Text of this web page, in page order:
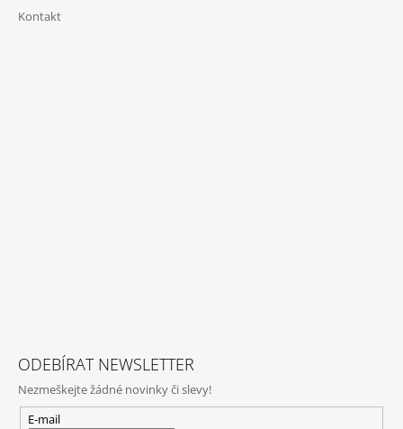
Kontakt
ODEBÍRAT NEWSLETTER
Nezmeškejte žádné novinky či slevy!
E-mail